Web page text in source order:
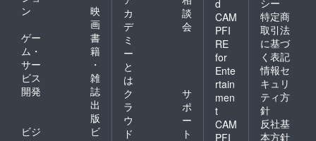
ン
映
画
ゲー
ム・
サー
ビス
開発
書
籍
・
雑
誌
出
版
ビジ
ビ
カ
デ
ミ
ー
と
は
談
会
ク
ラ
ウ
ド
サ
ポ
ー
ト
d
CAM
PFI
RE
for
Ente
rtain
men
t
CAM
PFI
特定商
取引法
に基づ
く表記
情報セ
キュリ
ティ方
針
反社基
本方針